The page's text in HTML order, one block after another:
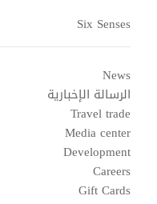
Six Senses
News
الرسالة الإخبارية
Travel trade
Media center
Development
Careers
Gift Cards